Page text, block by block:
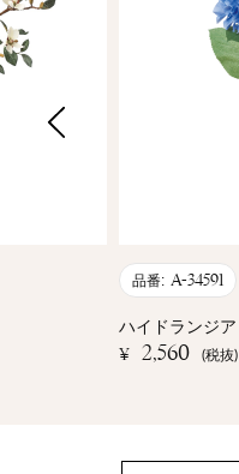
品番: A-34591
ハイドランジア
¥ 2,560 (税抜)